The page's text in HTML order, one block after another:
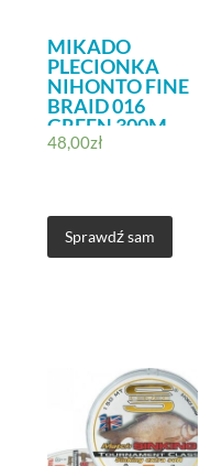
MIKADO
PLECIONKA
NIHONTO FINE
BRAID 016
GREEN 300M
(Z20G016)
48,00zł
Sprawdź sam